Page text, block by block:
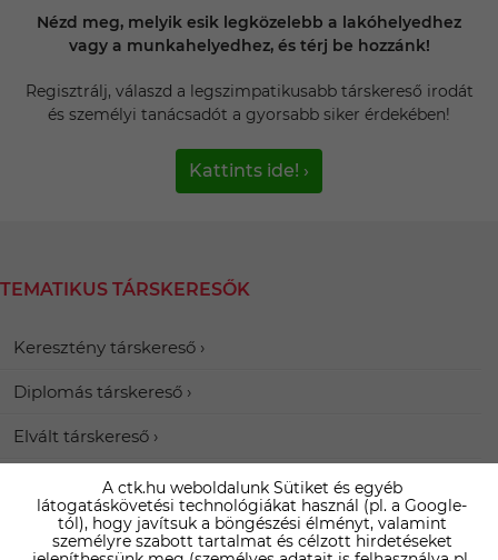
Nézd meg, melyik esik legközelebb a lakóhelyedhez
vagy a munkahelyedhez, és térj be hozzánk!
Regisztrálj, válaszd a legszimpatikusabb társkereső irodát
és személyi tanácsadót a gyorsabb siker érdekében!
Kattints ide! ›
TEMATIKUS TÁRSKERESŐK
Keresztény társkereső
Diplomás társkereső
Elvált társkereső
VÖNÖCK KÖRNYÉKI TÁRSKERESŐK
A ctk.hu weboldalunk Sütiket és egyéb
látogatáskövetési technológiákat használ (pl. a Google-
tól), hogy javítsuk a böngészési élményt, valamint
személyre szabott tartalmat és célzott hirdetéseket